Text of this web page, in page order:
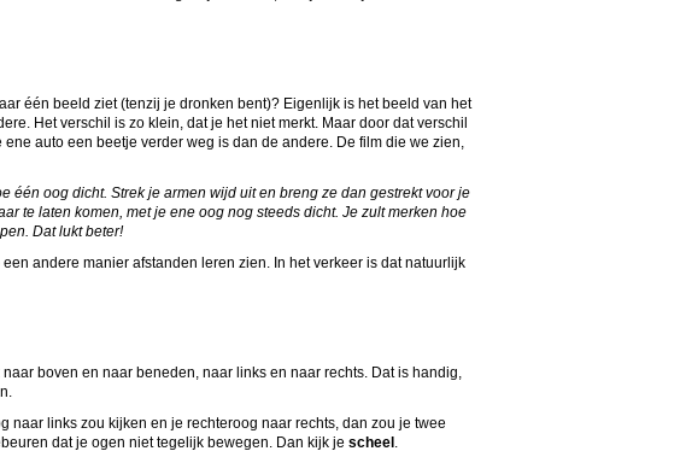
één beeld ziet (tenzij je dronken bent)? Eigenlijk is het beeld van het
Het verschil is zo klein, dat je het niet merkt. Maar door dat verschil
ene auto een beetje verder weg is dan de andere. De film die we zien,
één oog dicht. Strek je armen wijd uit en breng ze dan gestrekt voor je
te laten komen, met je ene oog nog steeds dicht. Je zult merken hoe
Dat lukt beter!
andere manier afstanden leren zien. In het verkeer is dat natuurlijk
boven en naar beneden, naar links en naar rechts. Dat is handig,
naar links zou kijken en je rechteroog naar rechts, dan zou je twee
dat je ogen niet tegelijk bewegen. Dan kijk je scheel .